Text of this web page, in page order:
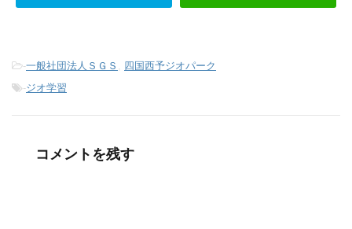
-一般社団法人ＳＧＳ
四国西予ジオパーク
-ジオ学習
コメントを残す